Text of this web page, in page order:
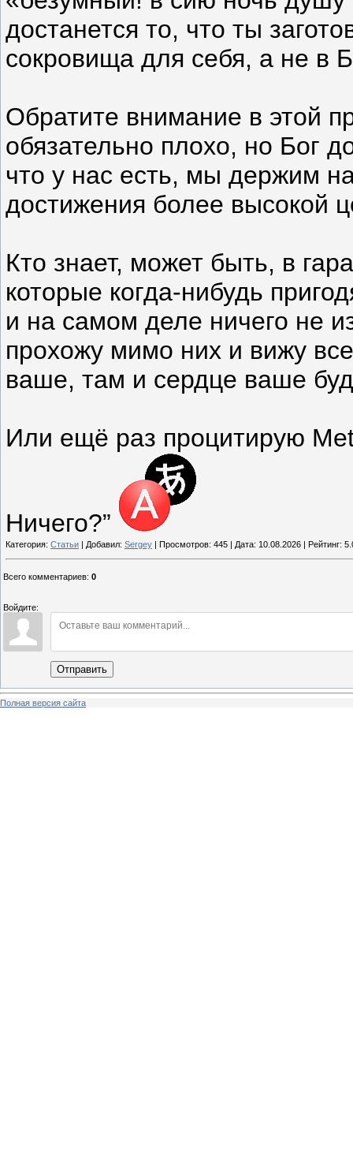
достанется то, что ты
сокровища для себя, а не в
Обратите внимание в этой
обязательно плохо, но Бог
что у нас есть, мы держим
достижения более высокой
Кто знает, может быть, в
которые когда-нибудь
и на самом деле ничего не
прохожу мимо них и вижу
ваше, там и сердце ваше
Или ещё раз процитирую
Ничего?”
Категория: Статьи | Добавил: Sergey | Просмотров: 445 | Дата: 10.08.2026 | Рейтинг:
Всего комментариев: 0
Войдите:
Отправить
Полная версия сайта